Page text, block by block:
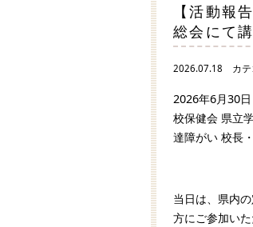
【活動報
総会にて
2026.07.18 カテ
2026年6月30
校保健会 県立
達障がい 校長
当日は、県内
方にご参加いた